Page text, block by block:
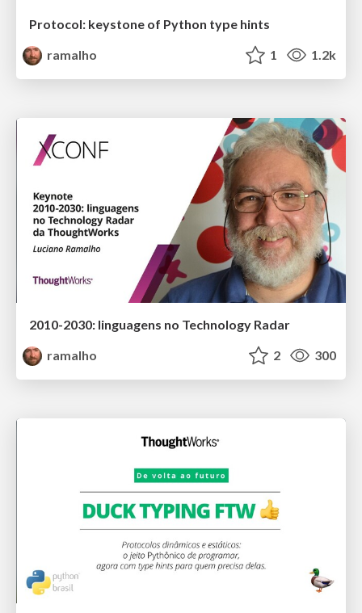
Protocol: keystone of Python type hints
ramalho
1 1.2k
2010-2030: linguagens no Technology Radar
ramalho
2 300